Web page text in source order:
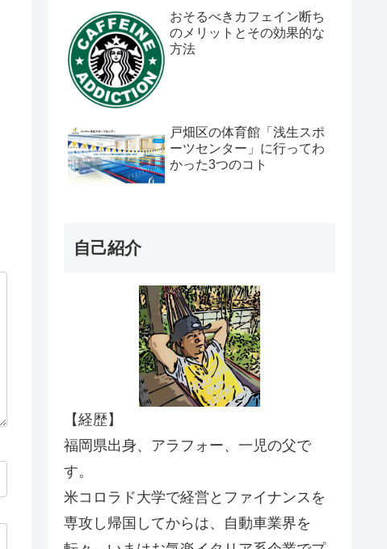
おそるべきカフェイン断ち
のメリットとその効果的な
方法
戸畑区の体育館「浅生スポ
ーツセンター」に行ってわ
かった3つのコト
自己紹介
【経歴】
福岡県出身、アラフォー、一児の父で
す。
米コロラド大学で経営とファイナンスを
専攻し帰国してからは、自動車業界を